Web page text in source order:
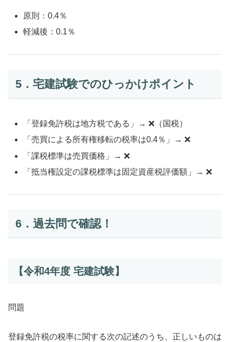
原則：0.4％
軽減後：0.1％
5．宅建試験でのひっかけポイント
「登録免許税は地方税である」→ ❌（国税）
「売買による所有権移転の税率は0.4％」→ ❌
「課税標準は売買価格」→ ❌
「抵当権設定の課税標準は固定資産税評価額」→ ❌
6．過去問で確認！
【令和4年度 宅建試験】
問題
登録免許税の税率に関する次の記述のうち、正しいものは